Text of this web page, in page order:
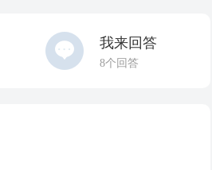
我来回答
8个回答